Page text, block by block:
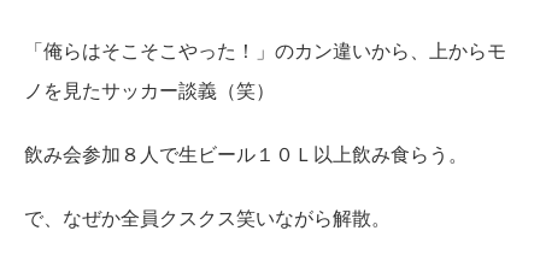
「俺らはそこそこやった！」のカン違いから、上からモ
ノを見たサッカー談義（笑）
飲み会参加８人で生ビール１０Ｌ以上飲み食らう。
で、なぜか全員クスクス笑いながら解散。